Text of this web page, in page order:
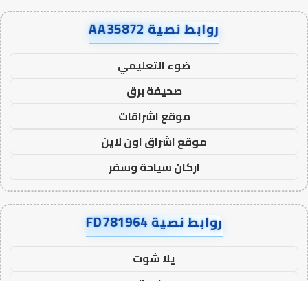
روابط نصية AA35872
ضوء التعليمي
صحيفة برق
موقع اشراقات
موقع اشراق اون لاين
اركان سياحة وسفر
روابط نصية FD781964
يلا شوت